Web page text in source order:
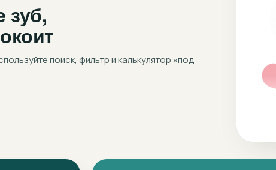
зуб,
поиск, фильтр и калькулятор «под